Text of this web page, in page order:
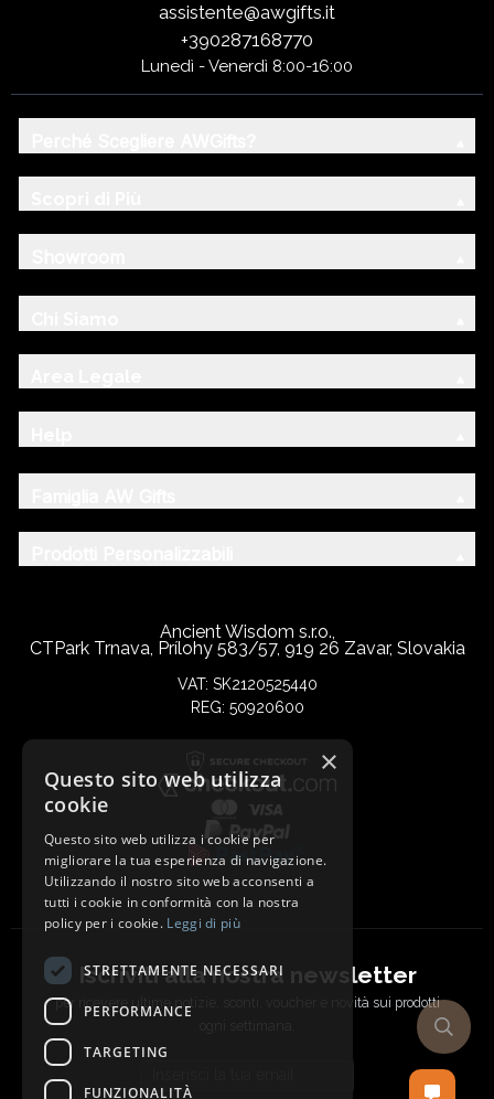
assistente@awgifts.it
+390287168770
Lunedì - Venerdì 8:00-16:00
Ancient Wisdom s.r.o.,
CTPark Trnava, Prílohy 583/57, 919 26 Zavar, Slovakia
VAT: SK2120525440
REG: 50920600
Iscriviti alla nostra newsletter
per ricevere ultime notizie, sconti, voucher e novità sui prodotti
×
Questo sito web utilizza
cookie
Questo sito web utilizza i cookie per
migliorare la tua esperienza di navigazione.
Utilizzando il nostro sito web acconsenti a
tutti i cookie in conformità con la nostra
policy per i cookie. Leggi di più
STRETTAMENTE NECESSARI
PERFORMANCE
TARGETING
FUNZIONALITÀ